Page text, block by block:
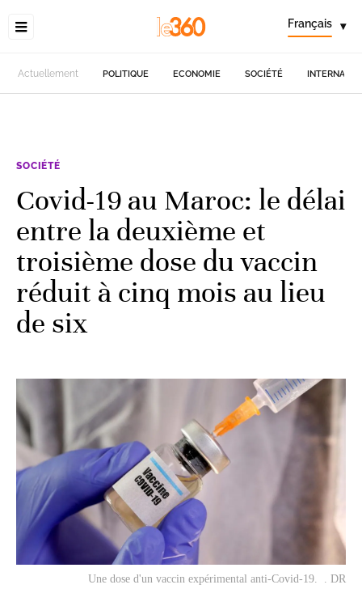
Français ▾
Actuellement POLITIQUE ECONOMIE SOCIÉTÉ
SOCIÉTÉ
Covid-19 au Maroc: le délai
entre la deuxième et
troisième dose du vaccin
réduit à cinq mois au lieu
de six
Une dose d'un vaccin expérimental anti-Covid-19. . DR